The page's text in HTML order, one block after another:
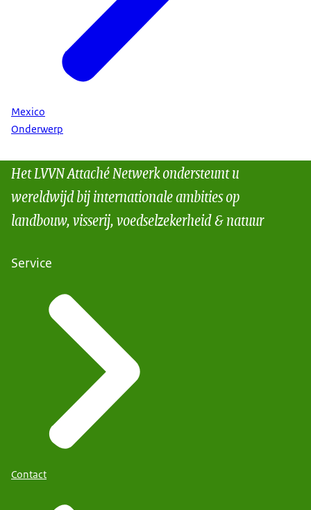
Mexico
Onderwerp
Het LVVN Attaché Netwerk ondersteunt u
wereldwijd bij internationale ambities op
landbouw, visserij, voedselzekerheid & natuur
Service
Contact